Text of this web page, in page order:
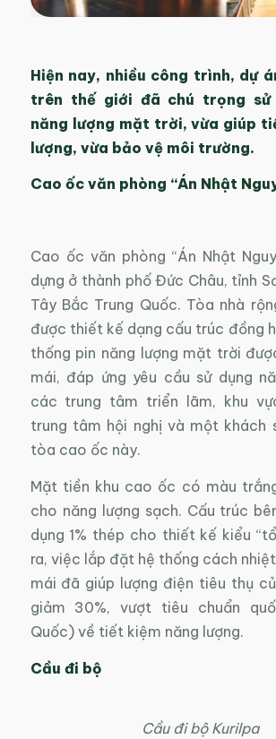
Hiện nay, nhiều công trình, dự
trên thế giới đã chú trọng sử
năng lượng mặt trời, vừa giúp
lượng, vừa bảo vệ môi trường.
Cao ốc văn phòng “Án Nhật
Cao ốc văn phòng “Án Nhật
dựng ở thành phố Đức Châu, tỉnh
Tây Bắc Trung Quốc. Tòa nhà
được thiết kế dạng cấu trúc đồng
thống pin năng lượng mặt trời
mái, đáp ứng yêu cầu sử dụng
các trung tâm triển lãm, khu
trung tâm hội nghị và một khách
tòa cao ốc này.
Mặt tiền khu cao ốc có màu
cho năng lượng sạch. Cấu trúc
dụng 1% thép cho thiết kế kiểu
ra, việc lắp đặt hệ thống cách
mái đã giúp lượng điện tiêu thụ
giảm 30%, vượt tiêu chuẩn
Quốc) về tiết kiệm năng lượng.
Cầu đi bộ
Cầu đi bộ Kurilpa